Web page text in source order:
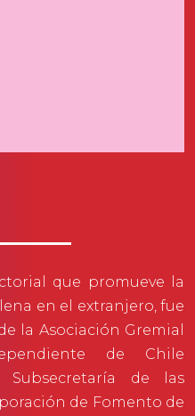
que promueve la
en el extranjero, fue
la Asociación Gremial
de Chile
de las
de Fomento de